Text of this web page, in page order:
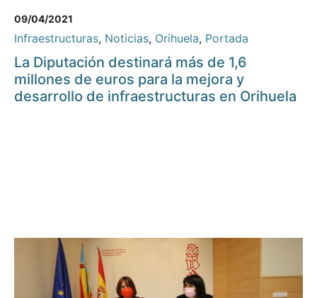
09/04/2021
Infraestructuras, Noticias, Orihuela, Portada
La Diputación destinará más de 1,6
millones de euros para la mejora y
desarrollo de infraestructuras en Orihuela